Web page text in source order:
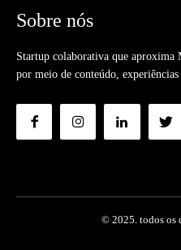
Sobre nós
Startup colaborativa que
por meio de conteúdo,
© 2025. todos os